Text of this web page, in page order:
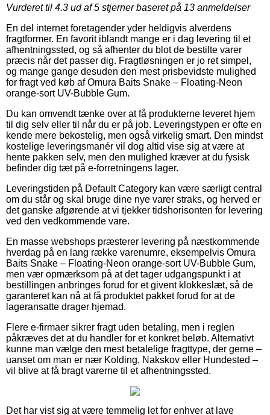
Vurderet til 4.3 ud af 5 stjerner baseret på 13 anmeldelser
En del internet foretagender yder heldigvis alverdens
fragtformer. En favorit iblandt mange er i dag levering til et
afhentningssted, og så afhenter du blot de bestilte varer
præcis når det passer dig. Fragtløsningen er jo ret simpel,
og mange gange desuden den mest prisbevidste mulighed
for fragt ved køb af Omura Baits Snake – Floating-Neon
orange-sort UV-Bubble Gum.
Du kan omvendt tænke over at få produkterne leveret hjem
til dig selv eller til når du er på job. Leveringstypen er ofte en
kende mere bekostelig, men også virkelig smart. Den mindst
kostelige leveringsmanér vil dog altid vise sig at være at
hente pakken selv, men den mulighed kræver at du fysisk
befinder dig tæt på e-forretningens lager.
Leveringstiden på Default Category kan være særligt central
om du står og skal bruge dine nye varer straks, og herved er
det ganske afgørende at vi tjekker tidshorisonten for levering
ved den vedkommende vare.
En masse webshops præsterer levering på næstkommende
hverdag på en lang række varenumre, eksempelvis Omura
Baits Snake – Floating-Neon orange-sort UV-Bubble Gum,
men vær opmærksom på at det tager udgangspunkt i at
bestillingen anbringes forud for et givent klokkeslæt, så de
garanteret kan nå at få produktet pakket forud for at de
lageransatte drager hjemad.
Flere e-firmaer sikrer fragt uden betaling, men i reglen
påkræves det at du handler for et konkret beløb. Alternativt
kunne man vælge den mest betalelige fragttype, der gerne –
uanset om man er nær Kolding, Nakskov eller Hundested –
vil blive at få bragt varerne til et afhentningssted.
Det har vist sig at være temmelig let for enhver at lave